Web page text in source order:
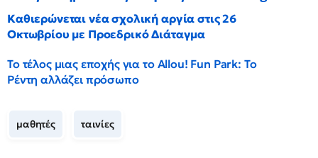
Καθιερώνεται νέα σχολική αργία στις 26
Οκτωβρίου με Προεδρικό Διάταγμα
Το τέλος μιας εποχής για το Allou! Fun Park: Το
Ρέντη αλλάζει πρόσωπο
μαθητές ταινίες